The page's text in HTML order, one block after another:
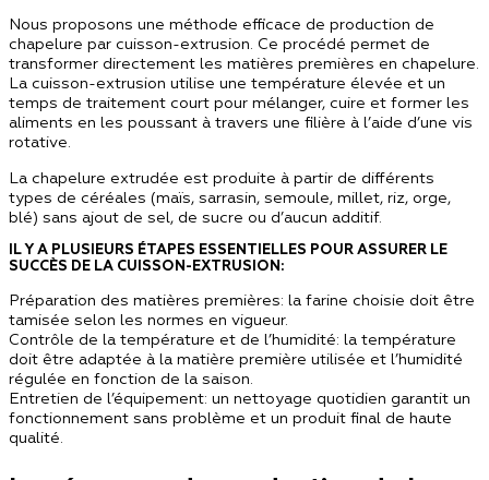
Nous proposons une méthode efficace de production de
chapelure par cuisson-extrusion. Ce procédé permet de
transformer directement les matières premières en chapelure.
La cuisson-extrusion utilise une température élevée et un
temps de traitement court pour mélanger, cuire et former les
aliments en les poussant à travers une filière à l’aide d’une vis
rotative.
La chapelure extrudée est produite à partir de différents
types de céréales (maïs, sarrasin, semoule, millet, riz, orge,
blé) sans ajout de sel, de sucre ou d’aucun additif.
IL Y A PLUSIEURS ÉTAPES ESSENTIELLES POUR ASSURER LE
SUCCÈS DE LA CUISSON-EXTRUSION:
Préparation des matières premières: la farine choisie doit être
tamisée selon les normes en vigueur.
Contrôle de la température et de l’humidité: la température
doit être adaptée à la matière première utilisée et l’humidité
régulée en fonction de la saison.
Entretien de l’équipement: un nettoyage quotidien garantit un
fonctionnement sans problème et un produit final de haute
qualité.